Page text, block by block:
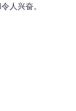
人兴奋。